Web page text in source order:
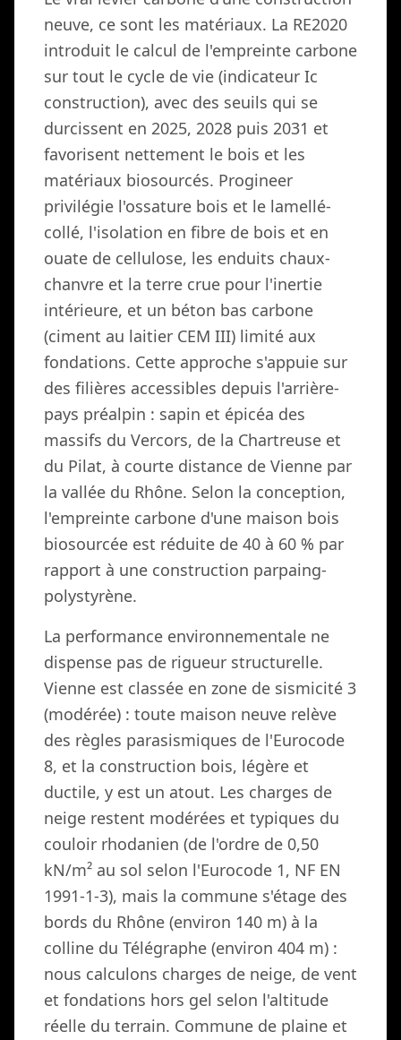
neuve, ce sont les matériaux. La RE2020
introduit le calcul de l'empreinte carbone
sur tout le cycle de vie (indicateur Ic
construction), avec des seuils qui se
durcissent en 2025, 2028 puis 2031 et
favorisent nettement le bois et les
matériaux biosourcés. Progineer
privilégie l'ossature bois et le lamellé-
collé, l'isolation en fibre de bois et en
ouate de cellulose, les enduits chaux-
chanvre et la terre crue pour l'inertie
intérieure, et un béton bas carbone
(ciment au laitier CEM III) limité aux
fondations. Cette approche s'appuie sur
des filières accessibles depuis l'arrière-
pays préalpin : sapin et épicéa des
massifs du Vercors, de la Chartreuse et
du Pilat, à courte distance de Vienne par
la vallée du Rhône. Selon la conception,
l'empreinte carbone d'une maison bois
biosourcée est réduite de 40 à 60 % par
rapport à une construction parpaing-
polystyrène.
La performance environnementale ne
dispense pas de rigueur structurelle.
Vienne est classée en zone de sismicité 3
(modérée) : toute maison neuve relève
des règles parasismiques de l'Eurocode
8, et la construction bois, légère et
ductile, y est un atout. Les charges de
neige restent modérées et typiques du
couloir rhodanien (de l'ordre de 0,50
kN/m² au sol selon l'Eurocode 1, NF EN
1991-1-3), mais la commune s'étage des
bords du Rhône (environ 140 m) à la
colline du Télégraphe (environ 404 m) :
nous calculons charges de neige, de vent
et fondations hors gel selon l'altitude
réelle du terrain. Commune de plaine et